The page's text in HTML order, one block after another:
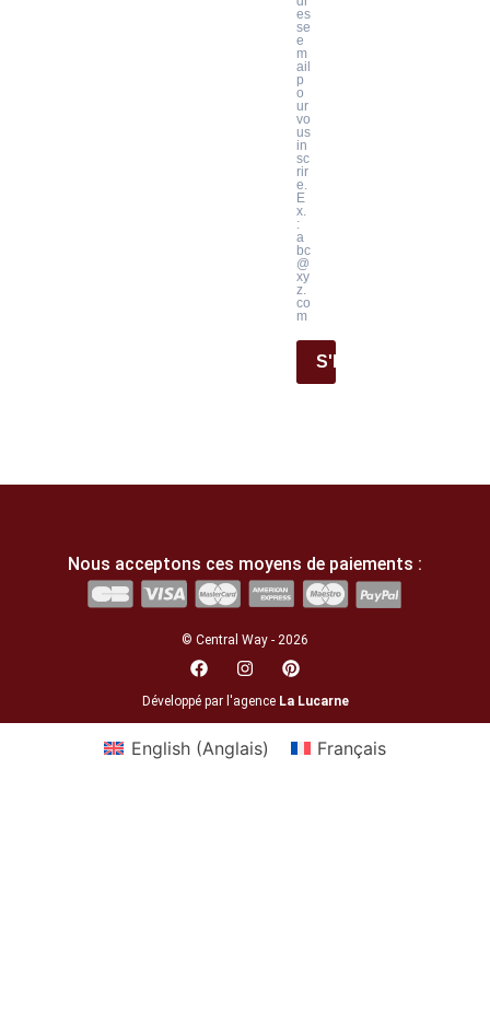
es
se
e
m
ail
p
o
ur
vo
us
in
sc
rir
e.
E
x.
:
a
bc
@
xy
z.
co
m
S'INSCRIRE
Nous acceptons ces moyens de paiements :
© Central Way - 2026
Développé par l'agence La Lucarne
English(Anglais) Français